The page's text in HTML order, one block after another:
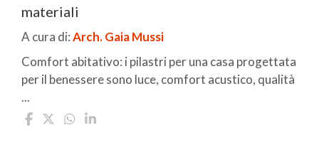
materiali
A cura di:Arch. Gaia Mussi
Comfort abitativo: i pilastri per una casa progettata
per il benessere sono luce, comfort acustico, qualità
...